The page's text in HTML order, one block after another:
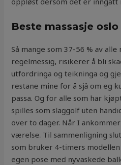
Beste massasje
Så mange som 37-56 % av
regelmessig, risikerer å bli
utfordringa og teikninga og
restane mine for å sjå om eg
passa. Og for alle som har
spilles som slaggolf uten
over to dager. Når I
værelse. Til sammenligning
som bruker 4-timers
egen pose med nyvaskede